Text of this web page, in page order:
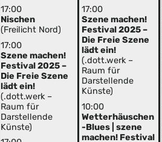
17:00
Nischen
(Freilicht Nord)
17:00
Szene machen!
Festival 2025 –
Die Freie Szene
lädt ein!
(.dott.werk –
Raum für
Darstellende
Künste)
17:00
Szene machen!
Festival 2025 –
Die Freie Szene
lädt ein!
(.dott.werk –
Raum für
Darstellende
Künste)
10:00
Wetterhäuschen
-Blues | szene
machen! Festival